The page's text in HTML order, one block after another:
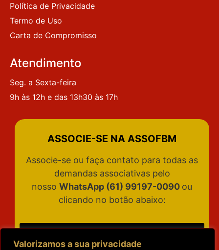
Valorizamos a sua privacidade
Política de Privacidade
Termo de Uso
Carta de Compromisso
Atendimento
Seg. a Sexta-feira
9h às 12h e das 13h30 às 17h
ASSOCIE-SE NA ASSOFBM
Associe-se ou faça contato para todas as
demandas associativas pelo
nosso WhatsApp (61) 99197-0090 ou
clicando no botão abaixo: